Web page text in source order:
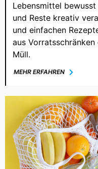
Lebensmittel
und Reste kreativ
und einfachen
aus
Müll.
MEHR ERFAHREN